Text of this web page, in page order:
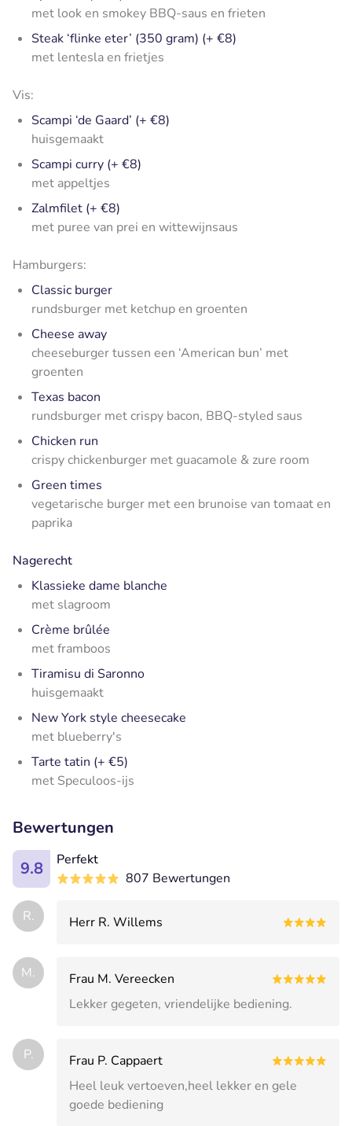
met look en smokey BBQ-saus en frieten
Steak ‘flinke eter’ (350 gram) (+ €8)
met lentesla en frietjes
Vis:
Scampi ‘de Gaard’ (+ €8)
huisgemaakt
Scampi curry (+ €8)
met appeltjes
Zalmfilet (+ €8)
met puree van prei en wittewijnsaus
Hamburgers:
Classic burger
rundsburger met ketchup en groenten
Cheese away
cheeseburger tussen een ‘American bun’ met
groenten
Texas bacon
rundsburger met crispy bacon, BBQ-styled saus
Chicken run
crispy chickenburger met guacamole & zure room
Green times
vegetarische burger met een brunoise van tomaat en
paprika
Nagerecht
Klassieke dame blanche
met slagroom
Crème brûlée
met framboos
Tiramisu di Saronno
huisgemaakt
New York style cheesecake
met blueberry's
Tarte tatin (+ €5)
met Speculoos-ijs
Bewertungen
9.8
Perfekt
807 Bewertungen
R. Herr R. Willems
M.
Frau M. Vereecken
Lekker gegeten, vriendelijke bediening.
P.
Frau P. Cappaert
Heel leuk vertoeven,heel lekker en gele
goede bediening